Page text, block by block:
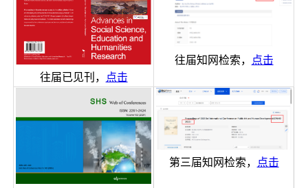
往届已见刊， 点击
往届知网检索， 点击
第三届知网检索， 点击